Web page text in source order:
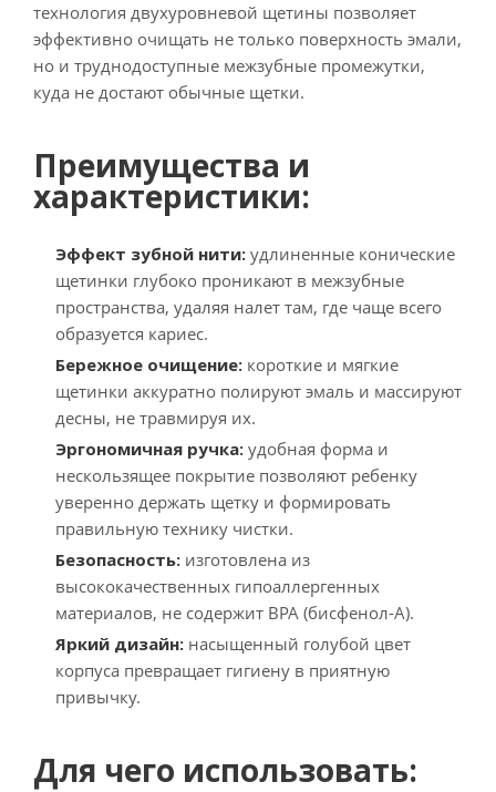
технология двухуровневой щетины позволяет
эффективно очищать не только поверхность эмали,
но и труднодоступные межзубные промежутки,
куда не достают обычные щетки.
Преимущества и
характеристики:
Эффект зубной нити: удлиненные конические
щетинки глубоко проникают в межзубные
пространства, удаляя налет там, где чаще всего
образуется кариес.
Бережное очищение: короткие и мягкие
щетинки аккуратно полируют эмаль и массируют
десны, не травмируя их.
Эргономичная ручка: удобная форма и
нескользящее покрытие позволяют ребенку
уверенно держать щетку и формировать
правильную технику чистки.
Безопасность: изготовлена из
высококачественных гипоаллергенных
материалов, не содержит BPA (бисфенол-А).
Яркий дизайн: насыщенный голубой цвет
корпуса превращает гигиену в приятную
привычку.
Для чего использовать: